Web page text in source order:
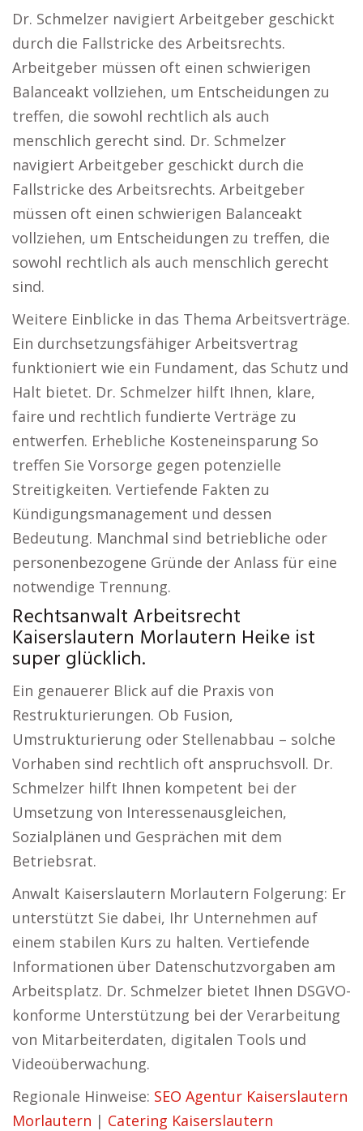
Dr. Schmelzer navigiert Arbeitgeber geschickt
durch die Fallstricke des Arbeitsrechts.
Arbeitgeber müssen oft einen schwierigen
Balanceakt vollziehen, um Entscheidungen zu
treffen, die sowohl rechtlich als auch
menschlich gerecht sind. Dr. Schmelzer
navigiert Arbeitgeber geschickt durch die
Fallstricke des Arbeitsrechts. Arbeitgeber
müssen oft einen schwierigen Balanceakt
vollziehen, um Entscheidungen zu treffen, die
sowohl rechtlich als auch menschlich gerecht
sind.
Weitere Einblicke in das Thema Arbeitsverträge.
Ein durchsetzungsfähiger Arbeitsvertrag
funktioniert wie ein Fundament, das Schutz und
Halt bietet. Dr. Schmelzer hilft Ihnen, klare,
faire und rechtlich fundierte Verträge zu
entwerfen. Erhebliche Kosteneinsparung So
treffen Sie Vorsorge gegen potenzielle
Streitigkeiten. Vertiefende Fakten zu
Kündigungsmanagement und dessen
Bedeutung. Manchmal sind betriebliche oder
personenbezogene Gründe der Anlass für eine
notwendige Trennung.
Rechtsanwalt Arbeitsrecht
Kaiserslautern Morlautern Heike ist
super glücklich.
Ein genauerer Blick auf die Praxis von
Restrukturierungen. Ob Fusion,
Umstrukturierung oder Stellenabbau – solche
Vorhaben sind rechtlich oft anspruchsvoll. Dr.
Schmelzer hilft Ihnen kompetent bei der
Umsetzung von Interessenausgleichen,
Sozialplänen und Gesprächen mit dem
Betriebsrat.
Anwalt Kaiserslautern Morlautern Folgerung: Er
unterstützt Sie dabei, Ihr Unternehmen auf
einem stabilen Kurs zu halten. Vertiefende
Informationen über Datenschutzvorgaben am
Arbeitsplatz. Dr. Schmelzer bietet Ihnen DSGVO-
konforme Unterstützung bei der Verarbeitung
von Mitarbeiterdaten, digitalen Tools und
Videoüberwachung.
Regionale Hinweise: SEO Agentur Kaiserslautern
Morlautern | Catering Kaiserslautern